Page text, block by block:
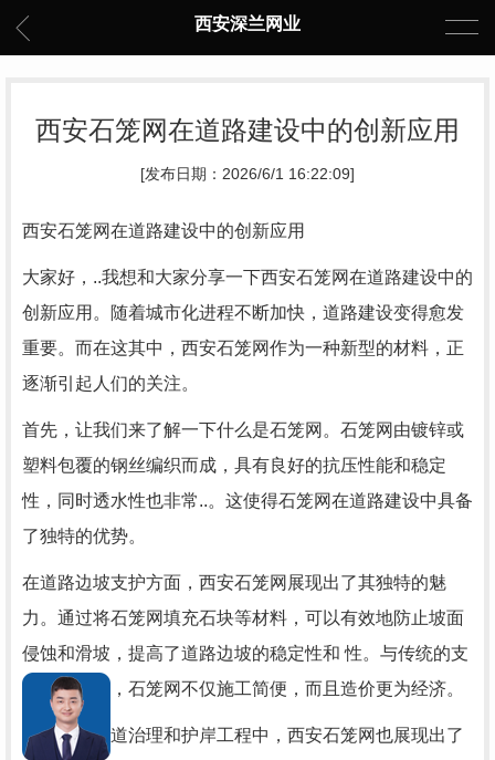
西安深兰网业
西安石笼网在道路建设中的创新应用
[发布日期：2026/6/1 16:22:09]
西安石笼网在道路建设中的创新应用
大家好，..我想和大家分享一下西安石笼网在道路建设中的
创新应用。随着城市化进程不断加快，道路建设变得愈发
重要。而在这其中，西安石笼网作为一种新型的材料，正
逐渐引起人们的关注。
首先，让我们来了解一下什么是石笼网。石笼网由镀锌或
塑料包覆的钢丝编织而成，具有良好的抗压性能和稳定
性，同时透水性也非常..。这使得石笼网在道路建设中具备
了独特的优势。
在道路边坡支护方面，西安石笼网展现出了其独特的魅
力。通过将石笼网填充石块等材料，可以有效地防止坡面
侵蚀和滑坡，提高了道路边坡的稳定性和 性。与传统的支
护方式相比，石笼网不仅施工简便，而且造价更为经济。
此外，在河道治理和护岸工程中，西安石笼网也展现出了